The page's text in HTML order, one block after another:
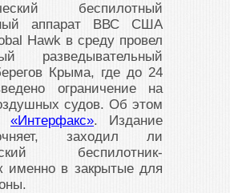
беспилотный
аппарат ВВС США
Hawk в среду провел
разведывательный
Крыма, где до 24
ограничение на
судов. Об этом
«Интерфакс». Издание
заходил ли
беспилотник-
именно в закрытые для